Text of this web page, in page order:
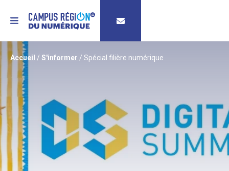
MENU
Accueil / S'informer / Spécial filière numérique